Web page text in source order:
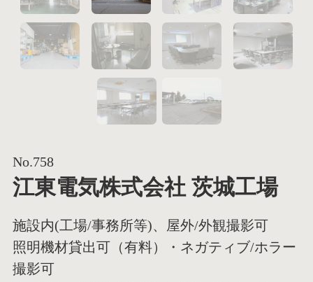
5 6
No.758
江東電気株式会社 茨城工場
施設内(工場/事務所等)、屋外/外観撮影可
照明機材貸出可（有料）・ネガティブ/ホラー
撮影可